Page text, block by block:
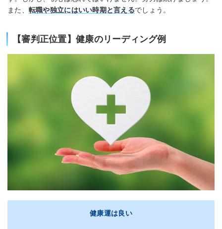
また、 転職や独立にはいい時期と言えるでしょう。
【審判正位置】健康のリーディング例
健康運は良い